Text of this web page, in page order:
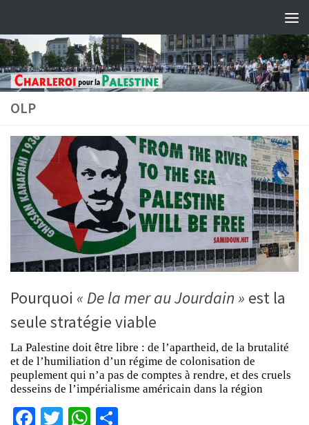
OLP
Pourquoi « De la mer au Jourdain » est la
seule stratégie viable
La Palestine doit être libre : de l’apartheid, de la brutalité
et de l’humiliation d’un régime de colonisation de
peuplement qui n’a pas de comptes à rendre, et des cruels
desseins de l’impérialisme américain dans la région
Facebook
TwitterWhatsApp